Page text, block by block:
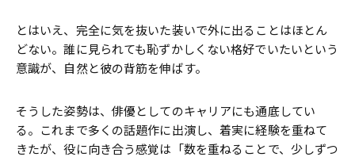
とはいえ、完全に気を抜いた装いで外に出ることはほとん
どない。誰に見られても恥ずかしくない格好でいたいという
意識が、自然と彼の背筋を伸ばす。
そうした姿勢は、俳優としてのキャリアにも通底してい
る。これまで多くの話題作に出演し、着実に経験を重ねて
きたが、役に向き合う感覚は「数を重ねることで、少しずつ